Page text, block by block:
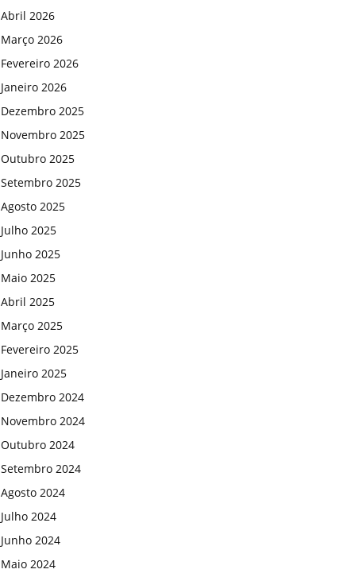
Abril 2026
Março 2026
Fevereiro 2026
Janeiro 2026
Dezembro 2025
Novembro 2025
Outubro 2025
Setembro 2025
Agosto 2025
Julho 2025
Junho 2025
Maio 2025
Abril 2025
Março 2025
Fevereiro 2025
Janeiro 2025
Dezembro 2024
Novembro 2024
Outubro 2024
Setembro 2024
Agosto 2024
Julho 2024
Junho 2024
Maio 2024